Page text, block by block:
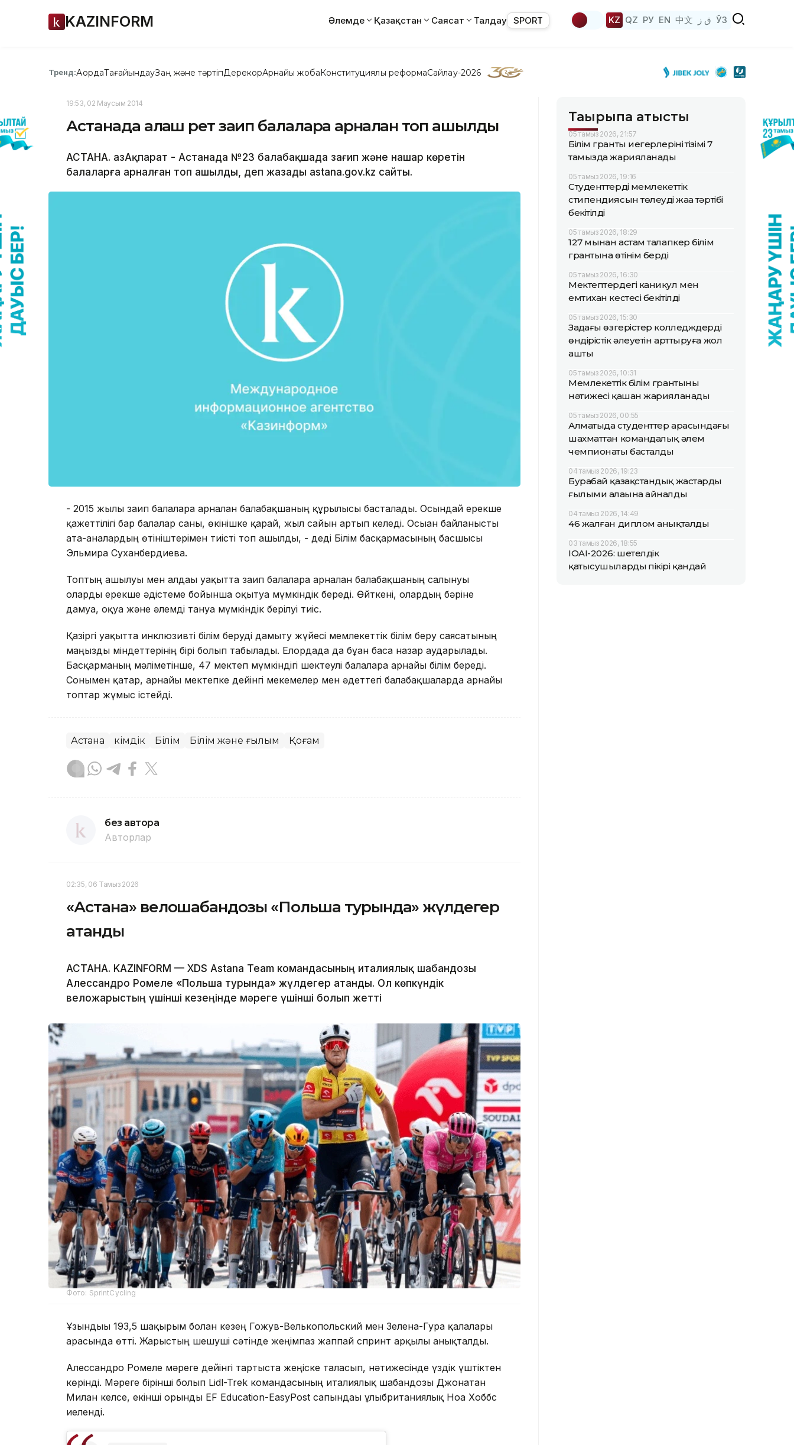
KAZINFORM Әлемде Қазақстан Саясат Талдау SPORT KZ QZ РУ EN 中文 ق ز ЎЗ
Тренд:АқордаТағайындауЗаң және тәртіпДерекқорАрнайы жобаКонституциялық реформаСайлау-2026
19:53, 02 Маусым 2014
Астанада алғаш рет зағип балаларға арналған топ ашылды
АСТАНА. ҚазАқпарат - Астанада №23 балабақшада зағип және нашар көретін
балаларға арналған топ ашылды, деп жазады astana.gov.kz сайты.
- 2015 жылы зағип балаларға арналған балабақшаның құрылысы басталады. Осындай ерекше
қажеттілігі бар балалар саны, өкінішке қарай, жыл сайын артып келеді. Осыған байланысты
ата-аналардың өтініштерімен тиісті топ ашылды, - деді Білім басқармасының басшысы
Эльмира Суханбердиева.
Топтың ашылуы мен алдағы уақытта зағип балаларға арналған балабақшаның салынуы
оларды ерекше әдістеме бойынша оқытуға мүмкіндік береді. Өйткені, олардың бәріне
дамуға, оқуға және әлемді тануға мүмкіндік берілуі тиіс.
Қазіргі уақытта инклюзивті білім беруді дамыту жүйесі мемлекеттік білім беру саясатының
маңызды міндеттерінің бірі болып табылады. Елордада да бұған баса назар аударылады.
Басқарманың мәліметінше, 47 мектеп мүмкіндігі шектеулі балаларға арнайы білім береді.
Сонымен қатар, арнайы мектепке дейінгі мекемелер мен әдеттегі балабақшаларда арнайы
топтар жүмыс істейді.
Астана Әкімдік Білім Білім және ғылым Қоғам
без автора
Авторлар
02:35, 06 Тамыз 2026
«Астана» велошабандозы «Польша турында» жүлдегер
атанды
АСТАНА. KAZINFORM — XDS Astana Team командасының италиялық шабандозы
Алессандро Ромеле «Польша турында» жүлдегер атанды. Ол көпкүндік
веложарыстың үшінші кезеңінде мәреге үшінші болып жетті
Фото: SprintCycling
Ұзындығы 193,5 шақырым болған кезең Гожув-Велькопольский мен Зелена-Гура қалалары
арасында өтті. Жарыстың шешуші сәтінде жеңімпаз жаппай спринт арқылы анықталды.
Алессандро Ромеле мәреге дейінгі тартыста жеңіске таласып, нәтижесінде үздік үштіктен
көрінді. Мәреге бірінші болып Lidl-Trek командасының италиялық шабандозы Джонатан
Милан келсе, екінші орынды EF Education-EasyPost сапындағы ұлыбританиялық Ноа Хоббс
иеленді.
Тақырыпқа қатысты
05 тамыз 2026, 21:57
Білім гранты иегерлерінің тізімі 7
тамызда жарияланады
05 тамыз 2026, 19:16
Студенттердің мемлекеттік
стипендиясын төлеудің жаңа тәртібі
бекітілді
05 тамыз 2026, 18:29
127 мыңнан астам талапкер білім
грантына өтінім берді
05 тамыз 2026, 16:30
Мектептердегі каникул мен
емтихан кестесі бекітілді
05 тамыз 2026, 15:30
Заңдағы өзгерістер колледждердің
өндірістік әлеуетін арттыруға жол
ашты
05 тамыз 2026, 10:31
Мемлекеттік білім грантының
нәтижесі қашан жарияланады
05 тамыз 2026, 00:55
Алматыда студенттер арасындағы
шахматтан командалық әлем
чемпионаты басталды
04 тамыз 2026, 19:23
Бурабай қазақстандық жастардың
ғылыми алаңына айналды
04 тамыз 2026, 14:49
46 жалған диплом анықталды
03 тамыз 2026, 18:55
IOAI-2026: шетелдік
қатысушылардың пікірі қандай